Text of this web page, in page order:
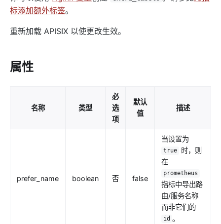
Introducing APISIX's testing framework
插件开发
Deployment modes
Discovery
consul_kv
标添加额外标签。
重新加载 APISIX 以使更改生效。
属性
名称 类型
必
选
项
默认
值
描述
prefer_name boolean 否 false
当设置为
true
时，则
在
prometheus
指标中导出路
由/服务名称
而非它们的
id 。